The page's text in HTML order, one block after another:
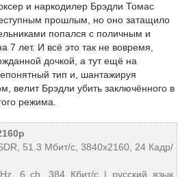
и наркодилер Брэдли Томас
прошлым, но оно затащило
попался с поличным и
7 лет. И всё это так не вовремя,
дочкой, а тут ещё на
тип и, шантажируя
велит Брэдли убить заключённого в
режима.
51.3 Мбит/с, 3840x2160, 24 Кадр/
6 ch, 384 Кбит/с | русский язык